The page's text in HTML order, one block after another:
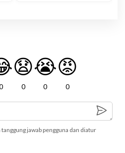
😧
0
😭
0
😡
0
jawab pengguna dan diatur